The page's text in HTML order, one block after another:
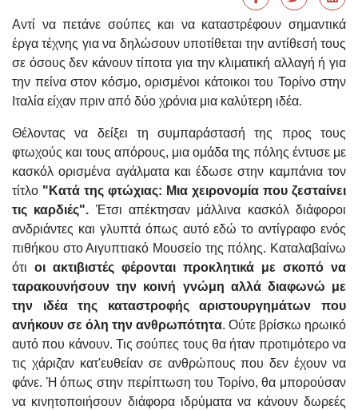
Αντί να πετάνε σούπες και να καταστρέφουν σημαντικά
έργα τέχνης για να δηλώσουν υποτίθεται την αντίθεσή τους
σε όσους δεν κάνουν τίποτα για την κλιματική αλλαγή ή για
την πείνα στον κόσμο, ορισμένοι κάτοικοι του Τορίνο στην
Ιταλία είχαν πριν από δύο χρόνια μια καλύτερη ιδέα.
Θέλοντας να δείξει τη συμπαράστασή της προς τους
φτωχούς και τους απόρους, μια ομάδα της πόλης έντυσε με
κασκόλ ορισμένα αγάλματα και έδωσε στην καμπάνια τον
τίτλο "Κατά της φτώχιας: Μια χειρονομία που ζεσταίνει
τις καρδιές". Έτσι απέκτησαν μάλλινα κασκόλ διάφοροι
ανδριάντες και γλυπτά όπως αυτό εδώ το αντίγραφο ενός
πιθήκου στο Αιγυπτιακό Μουσείο της πόλης. Καταλαβαίνω
ότι οι ακτιβιστές φέρονται προκλητικά με σκοπό να
ταρακουνήσουν την κοινή γνώμη αλλά διαφωνώ με
την ιδέα της καταστροφής αριστουργημάτων που
ανήκουν σε όλη την ανθρωπότητα. Ούτε βρίσκω ηρωικό
αυτό που κάνουν. Τις σούπες τους θα ήταν προτιμότερο να
τις χάριζαν κατ'ευθείαν σε ανθρώπους που δεν έχουν να
φάνε. Ή όπως στην περίπτωση του Τορίνο, θα μπορούσαν
να κινητοποιήσουν διάφορα ιδρύματα να κάνουν δωρεές